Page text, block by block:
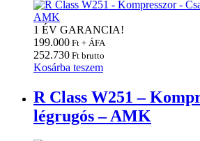
1 ÉV GARANCIA!
199.000 Ft + ÁFA
252.730 Ft brutto
Kosárba teszem
R Class W251 –
légrugós – AMK